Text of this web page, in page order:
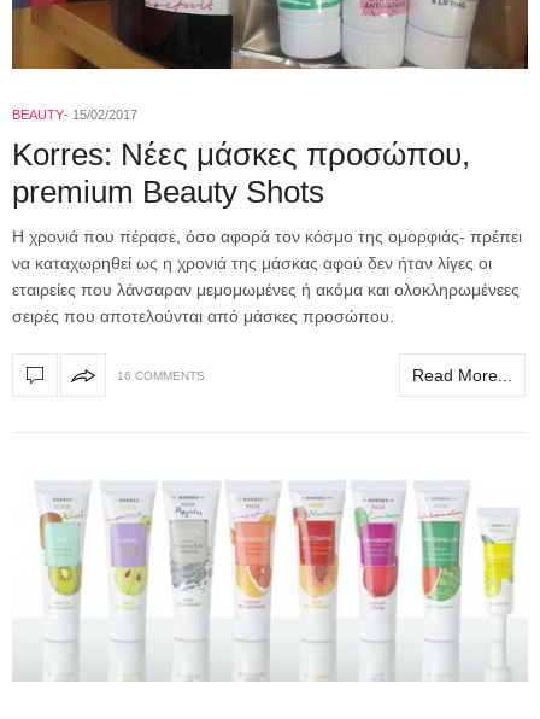
BEAUTY 15/02/2017
Korres: Νέες μάσκες προσώπου,
premium Beauty Shots
Η χρονιά που πέρασε, όσο αφορά τον κόσμο της ομορφιάς- πρέπει
να καταχωρηθεί ως η χρονιά της μάσκας αφού δεν ήταν λίγες οι
εταιρείες που λάνσαραν μεμομωμένες ή ακόμα και ολοκληρωμένεες
σειρές που αποτελούνται από μάσκες προσώπου.
16 COMMENTS Read More...